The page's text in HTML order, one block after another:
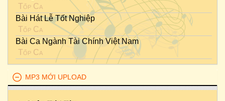
Tốp Ca
Bài Hát Lễ Tốt Nghiệp
Tốp Ca
Bài Ca Ngành Tài Chính Việt Nam
Tốp Ca
MP3 MỚI UPLOAD